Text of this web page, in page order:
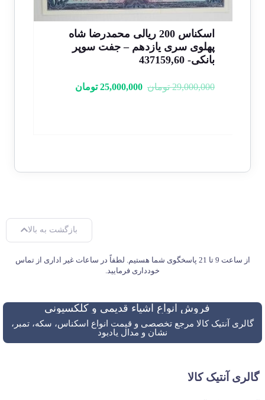
اسکناس 200 ریالی محمدرضا شاه
پهلوی سری یازدهم – جفت سوپر
بانکی- 437159,60
29,000,000 تومان 25,000,000 تومان
بازگشت به بالا
از ساعت 9 تا 21 پاسخگوی شما هستیم. لطفاً در ساعات غیر اداری از تماس
خودداری فرمایید.
فروش انواع اشیاء قدیمی و کلکسیونی
گالری آنتیک کالا مرجع تخصصی و قیمت انواع اسکناس، سکه، تمبر،
نشان و مدال یادبود
گالری آنتیک کالا